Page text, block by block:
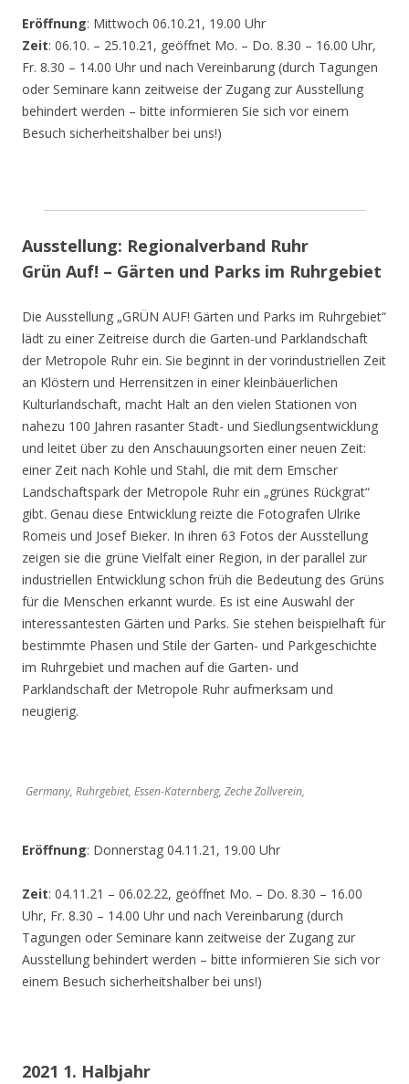
Eröffnung: Mittwoch 06.10.21, 19.00 Uhr
Zeit: 06.10. – 25.10.21, geöffnet Mo. – Do. 8.30 – 16.00 Uhr,
Fr. 8.30 – 14.00 Uhr und nach Vereinbarung (durch Tagungen
oder Seminare kann zeitweise der Zugang zur Ausstellung
behindert werden – bitte informieren Sie sich vor einem
Besuch sicherheitshalber bei uns!)
Ausstellung: Regionalverband Ruhr
Grün Auf! – Gärten und Parks im Ruhrgebiet
Die Ausstellung „GRÜN AUF! Gärten und Parks im Ruhrgebiet“
lädt zu einer Zeitreise durch die Garten-und Parklandschaft
der Metropole Ruhr ein. Sie beginnt in der vorindustriellen Zeit
an Klöstern und Herrensitzen in einer kleinbäuerlichen
Kulturlandschaft, macht Halt an den vielen Stationen von
nahezu 100 Jahren rasanter Stadt- und Siedlungsentwicklung
und leitet über zu den Anschauungsorten einer neuen Zeit:
einer Zeit nach Kohle und Stahl, die mit dem Emscher
Landschaftspark der Metropole Ruhr ein „grünes Rückgrat“
gibt. Genau diese Entwicklung reizte die Fotografen Ulrike
Romeis und Josef Bieker. In ihren 63 Fotos der Ausstellung
zeigen sie die grüne Vielfalt einer Region, in der parallel zur
industriellen Entwicklung schon früh die Bedeutung des Grüns
für die Menschen erkannt wurde. Es ist eine Auswahl der
interessantesten Gärten und Parks. Sie stehen beispielhaft für
bestimmte Phasen und Stile der Garten- und Parkgeschichte
im Ruhrgebiet und machen auf die Garten- und
Parklandschaft der Metropole Ruhr aufmerksam und
neugierig.
Germany, Ruhrgebiet, Essen-Katernberg, Zeche Zollverein,
Eröffnung: Donnerstag 04.11.21, 19.00 Uhr
Zeit: 04.11.21 – 06.02.22, geöffnet Mo. – Do. 8.30 – 16.00
Uhr, Fr. 8.30 – 14.00 Uhr und nach Vereinbarung (durch
Tagungen oder Seminare kann zeitweise der Zugang zur
Ausstellung behindert werden – bitte informieren Sie sich vor
einem Besuch sicherheitshalber bei uns!)
2021 1. Halbjahr